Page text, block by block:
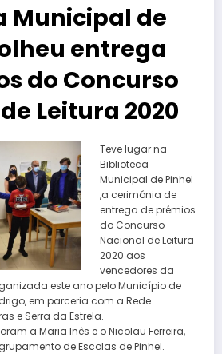
Municipal de
entrega
do Concurso
Leitura 2020
Teve lugar na
Biblioteca
Municipal de Pinhel
,a cerimónia de
entrega de prémios
do Concurso
Nacional de Leitura
2020 aos
vencedores da
este ano pelo Município de
em parceria com a Rede
e Serra da Estrela.
a Maria Inês e o Nicolau Ferreira,
de Escolas de Pinhel.